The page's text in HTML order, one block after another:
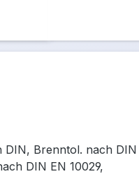
DIN, Brenntol. nach DIN
DIN EN 10029,